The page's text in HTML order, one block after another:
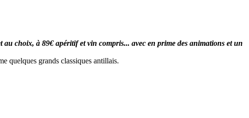
choix, à 89€ apéritif et vin compris... avec en prime des animations et un
quelques grands classiques antillais.